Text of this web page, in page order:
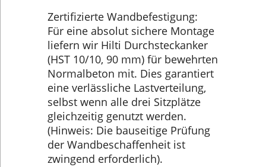
Zertifizierte Wandbefestigung:
Für eine absolut sichere Montage
liefern wir Hilti Durchsteckanker
(HST 10/10, 90 mm) für bewehrten
Normalbeton mit. Dies garantiert
eine verlässliche Lastverteilung,
selbst wenn alle drei Sitzplätze
gleichzeitig genutzt werden.
(Hinweis: Die bauseitige Prüfung
der Wandbeschaffenheit ist
zwingend erforderlich).